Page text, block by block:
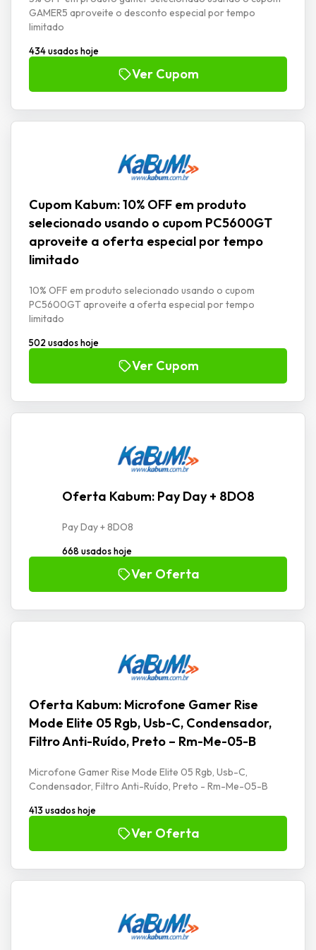
GAMER5 aproveite o desconto especial por tempo
limitado
434 usados hoje
Ver Cupom
Cupom Kabum: 10% OFF em produto
selecionado usando o cupom PC5600GT
aproveite a oferta especial por tempo
limitado
10% OFF em produto selecionado usando o cupom
PC5600GT aproveite a oferta especial por tempo
limitado
502 usados hoje
Ver Cupom
Oferta Kabum: Pay Day + 8DO8
Pay Day + 8DO8
668 usados hoje
Ver Oferta
Oferta Kabum: Microfone Gamer Rise
Mode Elite 05 Rgb, Usb-C, Condensador,
Filtro Anti-Ruído, Preto – Rm-Me-05-B
Microfone Gamer Rise Mode Elite 05 Rgb, Usb-C,
Condensador, Filtro Anti-Ruído, Preto - Rm-Me-05-B
413 usados hoje
Ver Oferta